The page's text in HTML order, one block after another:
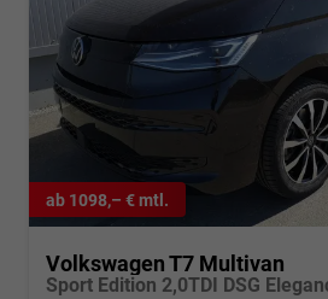
ab 1098,– € mtl.
Volkswagen T7 Multivan
Sport Edition 2,0TDI DSG